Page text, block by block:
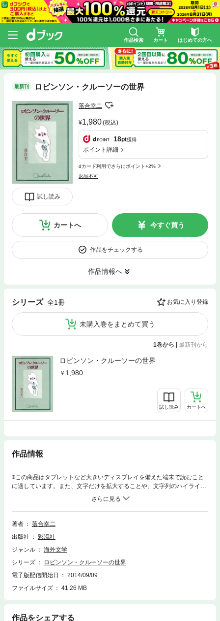
作品検索 カート はじめての方へ
最新刊 ロビンソン・クルーソーの世界
試し読み
落合幸二
1,980(税込)
18pt獲得
ポイント詳細
dカード利用でさらにポイント+2%
返品不可
カートへ 今すぐ買う
作品をチェックする
作品情報へ
シリーズ 全1冊 お気に入り登録
未購入巻をまとめて買う
1巻から 最新刊から
ロビンソン・クルーソーの世界
1,980
試し読み カートへ
作品情報
※この商品はタブレットなど大きいディスプレイを備えた端末で読むこと
に適しています。また、文字だけを拡大することや、文字列のハイライ
ト、検索、辞書の参照、引用などの機能が使用できません。本書は、作者
ダニエル・デフォーの足跡を18世紀初頭の社会情勢の中に位置付け、なぜ
自分の著作としてではなく“クルーソー”の自叙伝として刊行したかを明ら
かにし、通俗的な“ロビンソン物語”に秘められた時代精神を解明した労
著者
落合幸二
出版社
彩流社
ジャンル
海外文学
シリーズ
ロビンソン・クルーソーの世界
電子版配信開始日
2014/09/09
ファイルサイズ
41.26 MB
作品をシェアする